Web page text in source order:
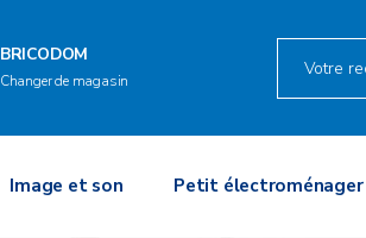
BRICODOM
Changer de magasin
Image et son Petit électroménager